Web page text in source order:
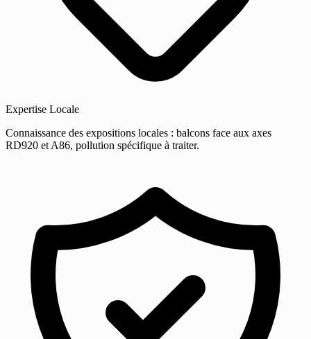
Expertise Locale
Connaissance des expositions locales : balcons face aux axes
RD920 et A86, pollution spécifique à traiter.